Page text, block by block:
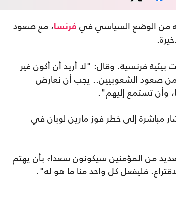
من الوضع السياسي في فرنسا، مع صعود
بيئية فرنسية. وقال: "لا أريد أن أكون غير
من صعود الشعوبيين.. يجب أن نعارض
وأن تستمع إليهم".
مباشرة إلى خطر فوز مارين لوبان في
من المؤمنين سيكونون سعداء بأن يهتم
فليفعل كل واحد منا ما هو له".